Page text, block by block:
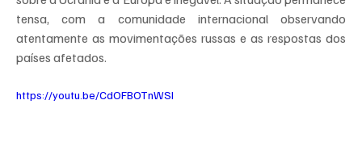
tensa, com a comunidade internacional observando
atentamente as movimentações russas e as respostas dos
países afetados.
https://youtu.be/CdOFBOTnWSI